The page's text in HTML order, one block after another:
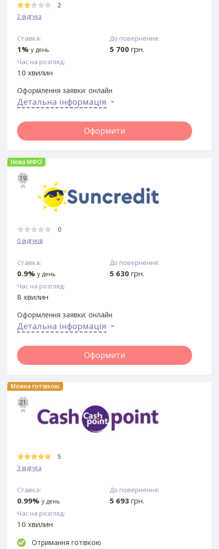
2
2 відгука
Ставка:
1% у день
До повернення:
5 700 грн.
Час на розгляд:
10 хвилин
Оформлення заявки: онлайн
Детальна інформація
Оформити
Нова МФО
19
0
0 відгуків
Ставка:
0.9% у день
До повернення:
5 630 грн.
Час на розгляд:
8 хвилин
Оформлення заявки: онлайн
Детальна інформація
Оформити
Можна готівкою
21
5
3 відгука
Ставка:
0.99% у день
До повернення:
5 693 грн.
Час на розгляд:
10 хвилин
Отримання готівкою